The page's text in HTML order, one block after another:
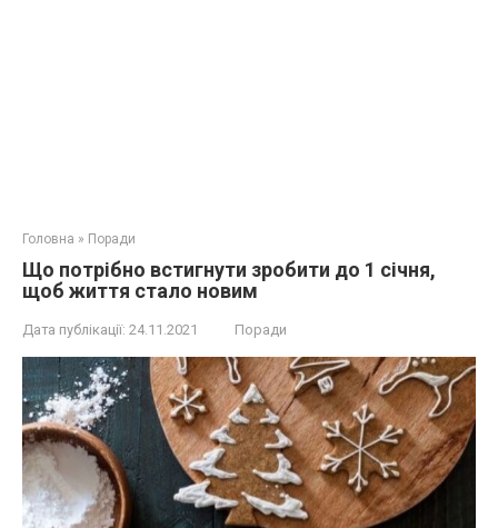
Головна » Поради
Що потрібно встигнути зробити до 1 січня,
щоб життя стало новим
Дата публікації: 24.11.2021 Поради